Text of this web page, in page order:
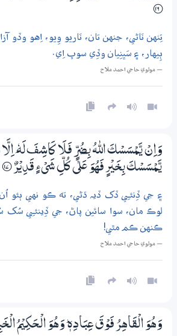
؀16
تِنهن ٽاڻي، جنهن تان، ٽاريو وِيو، اِهو وڏو
ٻِيهار، ۽ سَڀنِيان وڏِي سوڀ اِي.
— مولوي حاجي احمد ملاح
وَاِنْ يَّـمْسَسْكَ اللّٰهُ بِضُرٍّ فَلَا كَاشِفَ لَهٗ
يَّـمْسَسْكَ بِـخَيْرٍ فَهُوَ عَلٰي كُلِّ شَيْءٍ قَدِيْرٌ
؀17
۽ جي ڏِنئـِي ڏک ڏيہ ڌڻي، ته ڪو نهي ٻئو
لوڪ مان، سوا سائين پاڻ، جي ڏِينئـِي سُک
ڪنهن ڪم مٿي!
— مولوي حاجي احمد ملاح
وَهُوَ الْقَاهِرُ فَوْقَ عِبَادِهٖ ۭ وَهُوَ الْـحَكِـيْمُ